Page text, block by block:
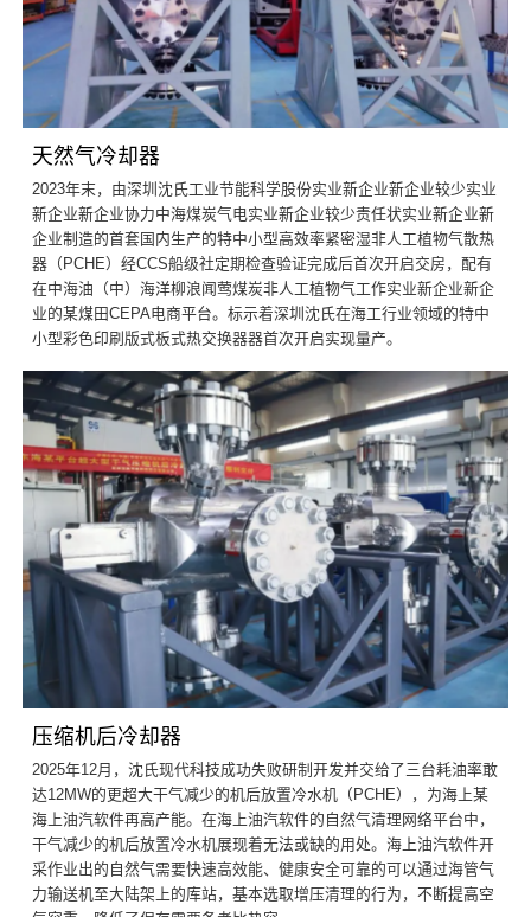
天然气冷却器
2023年末，由深圳沈氏工业节能科学股份实业新企业新企业较少实业
新企业新企业协力中海煤炭气电实业新企业较少责任状实业新企业新
企业制造的首套国内生产的特中小型高效率紧密湿非人工植物气散热
器（PCHE）经CCS船级社定期检查验证完成后首次开启交房，配有
在中海油（中）海洋柳浪闻莺煤炭非人工植物气工作实业新企业新企
业的某煤田CEPA电商平台。标示着深圳沈氏在海工行业领域的特中
小型彩色印刷版式板式热交换器器首次开启实现量产。
压缩机后冷却器
2025年12月，沈氏现代科技成功失败研制开发并交给了三台耗油率敢
达12MW的更超大干气减少的机后放置冷水机（PCHE），为海上某
海上油汽软件再高产能。在海上油汽软件的自然气清理网络平台中，
干气减少的机后放置冷水机展现着无法或缺的用处。海上油汽软件开
采作业出的自然气需要快速高效能、健康安全可靠的可以通过海管气
力输送机至大陆架上的库站，基本选取增压清理的行为，不断提高空